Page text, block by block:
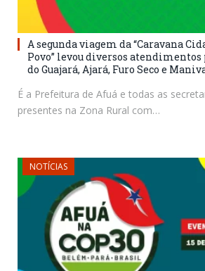
A segunda viagem da “Caravana
Povo” levou diversos atendimentos
do Guajará, Ajará, Furo Seco e
É a Prefeitura de Afuá e todas as
presentes na Zona Rural com…
NOTÍCIAS